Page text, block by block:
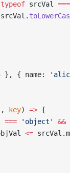
srcVal ===
srcVal.
}, { name:
, key) => {
=== 'object' &&
<=